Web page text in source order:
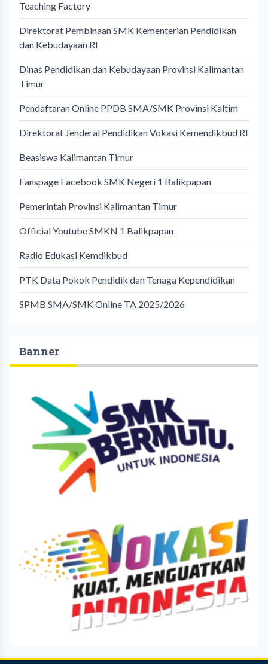
Teaching Factory
Direktorat Pembinaan SMK Kementerian Pendidikan
dan Kebudayaan RI
Dinas Pendidikan dan Kebudayaan Provinsi Kalimantan
Timur
Pendaftaran Online PPDB SMA/SMK Provinsi Kaltim
Direktorat Jenderal Pendidikan Vokasi Kemendikbud RI
Beasiswa Kalimantan Timur
Fanspage Facebook SMK Negeri 1 Balikpapan
Pemerintah Provinsi Kalimantan Timur
Official Youtube SMKN 1 Balikpapan
Radio Edukasi Kemdikbud
PTK Data Pokok Pendidik dan Tenaga Kependidikan
SPMB SMA/SMK Online TA 2025/2026
Banner